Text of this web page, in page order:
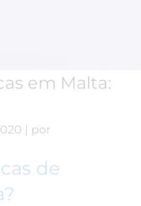
em Malta:
| por
de